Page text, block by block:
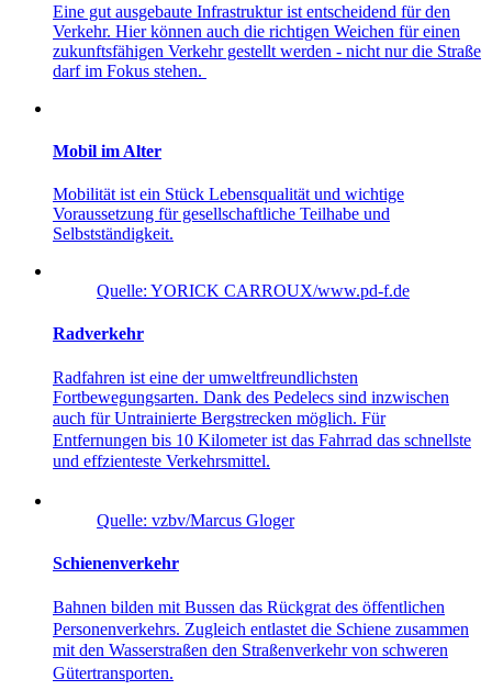
Eine gut ausgebaute Infrastruktur ist entscheidend für den
Verkehr. Hier können auch die richtigen Weichen für einen
zukunftsfähigen Verkehr gestellt werden - nicht nur die Straße
darf im Fokus stehen.
Mobil im Alter
Mobilität ist ein Stück Lebensqualität und wichtige
Voraussetzung für gesellschaftliche Teilhabe und
Selbstständigkeit.
Quelle: YORICK CARROUX/www.pd-f.de
Radverkehr
Radfahren ist eine der umweltfreundlichsten
Fortbewegungsarten. Dank des Pedelecs sind inzwischen
auch für Untrainierte Bergstrecken möglich. Für
Entfernungen bis 10 Kilometer ist das Fahrrad das schnellste
und effzienteste Verkehrsmittel.
Quelle: vzbv/Marcus Gloger
Schienenverkehr
Bahnen bilden mit Bussen das Rückgrat des öff entlichen
Personenverkehrs. Zugleich entlastet die Schiene zusammen
mit den Wasserstraßen den Straßenverkehr von schweren
Gütertransporten.